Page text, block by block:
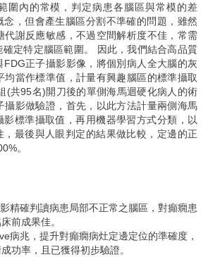
圍內的常模，判定病患各腦區與常模的差
念，但會產生腦區分割不準確的問題，雖然
代謝反應敏感，不過空間解析度不佳，常需
定特定腦區範圍。 因此，我們結合高品質
FDG正子攝影影像，將個別病人全大腦的灰
均當作標準值，計量有興趣腦區的標準攝取
(共95名)開刀後的單側海馬迴硬化病人的術
攝影做驗證，首先，以此方法計量兩側海馬
標準攝取值，再用機器學習方式分類，以
最後與人眼判定的結果做比較，定邊的正
。
精確判讀病患局部不正常之腦區，對癲癇患
前成果佳。
病兆，提升對癲癇病灶定邊定位的準確度，
功率，且已獲得初步驗證。